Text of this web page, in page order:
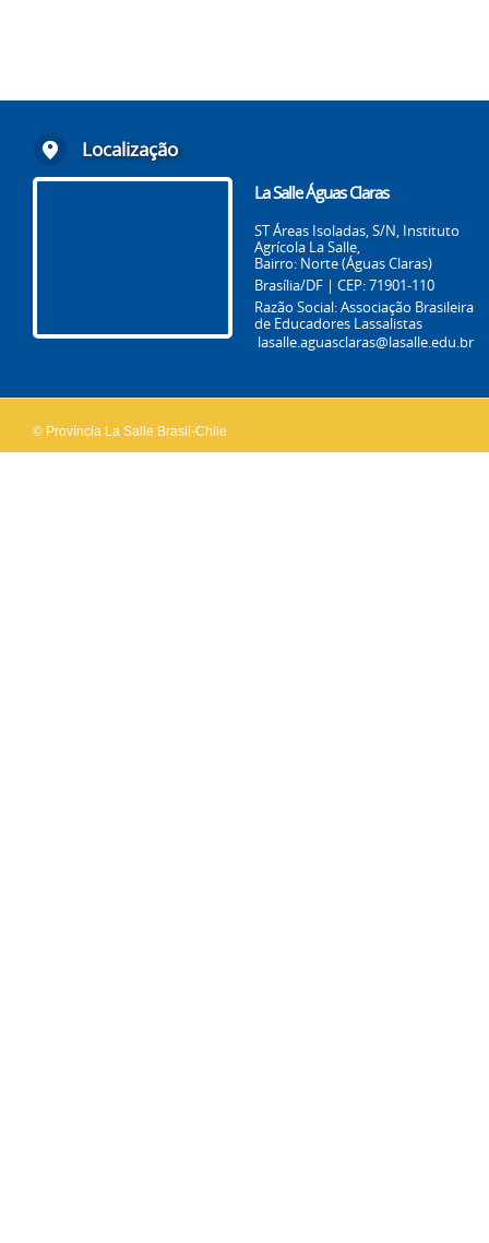
Localização
La Salle Águas Claras
ST Áreas Isoladas, S/N, Instituto
Agrícola La Salle,
Bairro: Norte (Águas Claras)
Brasília/DF | CEP: 71901-110
Razão Social: Associação Brasileira
de Educadores Lassalistas
lasalle.aguasclaras@lasalle.edu.br
© Província La Salle Brasil-Chile